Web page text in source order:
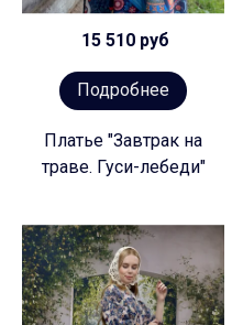
15 510 руб
Подробнее
Платье "Завтрак на
траве. Гуси-лебеди"